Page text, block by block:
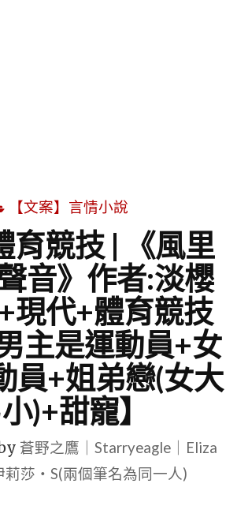
【文案】言情小說
育競技 | 《風里
音》作者:淡櫻
+現代+體育競技
主是運動員+女
員+姐弟戀(女大
)+甜寵】
蒼野之鷹｜Starryeagle｜Eliza
莎・S(兩個筆名為同一人)